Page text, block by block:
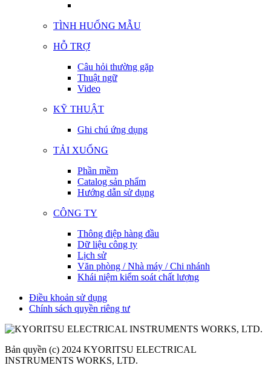
TÌNH HUỐNG MẪU
HỖ TRỢ
Câu hỏi thường gặp
Thuật ngữ
Video
KỸ THUẬT
Ghi chú ứng dụng
TẢI XUỐNG
Phần mềm
Catalog sản phẩm
Hướng dẫn sử dụng
CÔNG TY
Thông điệp hàng đầu
Dữ liệu công ty
Lịch sử
Văn phòng / Nhà máy / Chi nhánh
Khái niệm kiểm soát chất lượng
Điều khoản sử dụng
Chính sách quyền riêng tư
Bản quyền (c) 2024 KYORITSU ELECTRICAL
INSTRUMENTS WORKS, LTD.